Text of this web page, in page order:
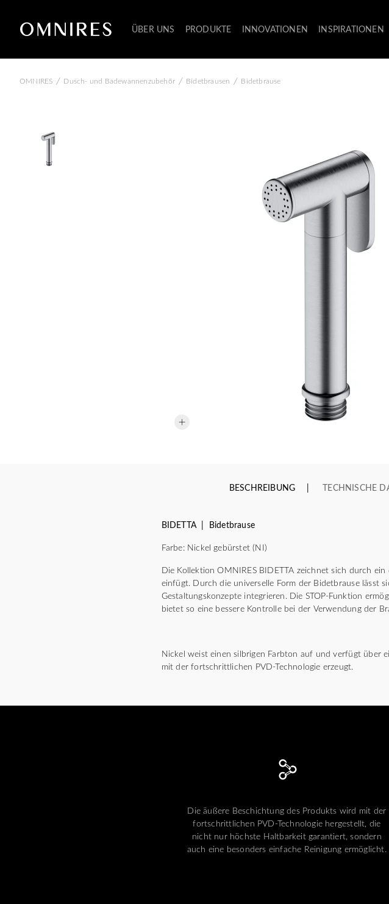
ÜBER UNS PRODUKTE INNOVATIONEN INSPIRATIONEN
OMNIRES / Dusch- und Badewannenzubehör / Bidetbrausen / Bidetbrause
BESCHREIBUNG TECHNISCHE
BIDETTA | Bidetbrause
Farbe: Nickel gebürstet (NI)
Die Kollektion OMNIRES BIDETTA zeichnet sich durch
einfügt. Durch die universelle Form der Bidetbrause lässt
Gestaltungskonzepte integrieren. Die STOP-Funktion
bietet so eine bessere Kontrolle bei der Verwendung der
Nickel weist einen silbrigen Farbton auf und verfügt über
mit der fortschrittlichen PVD-Technologie erzeugt.
Die äußere Beschichtung des Produkts wird mit der
fortschrittlichen PVD-Technologie hergestellt, die
nicht nur höchste Haltbarkeit garantiert, sondern
auch eine besonders einfache Reinigung ermöglicht.